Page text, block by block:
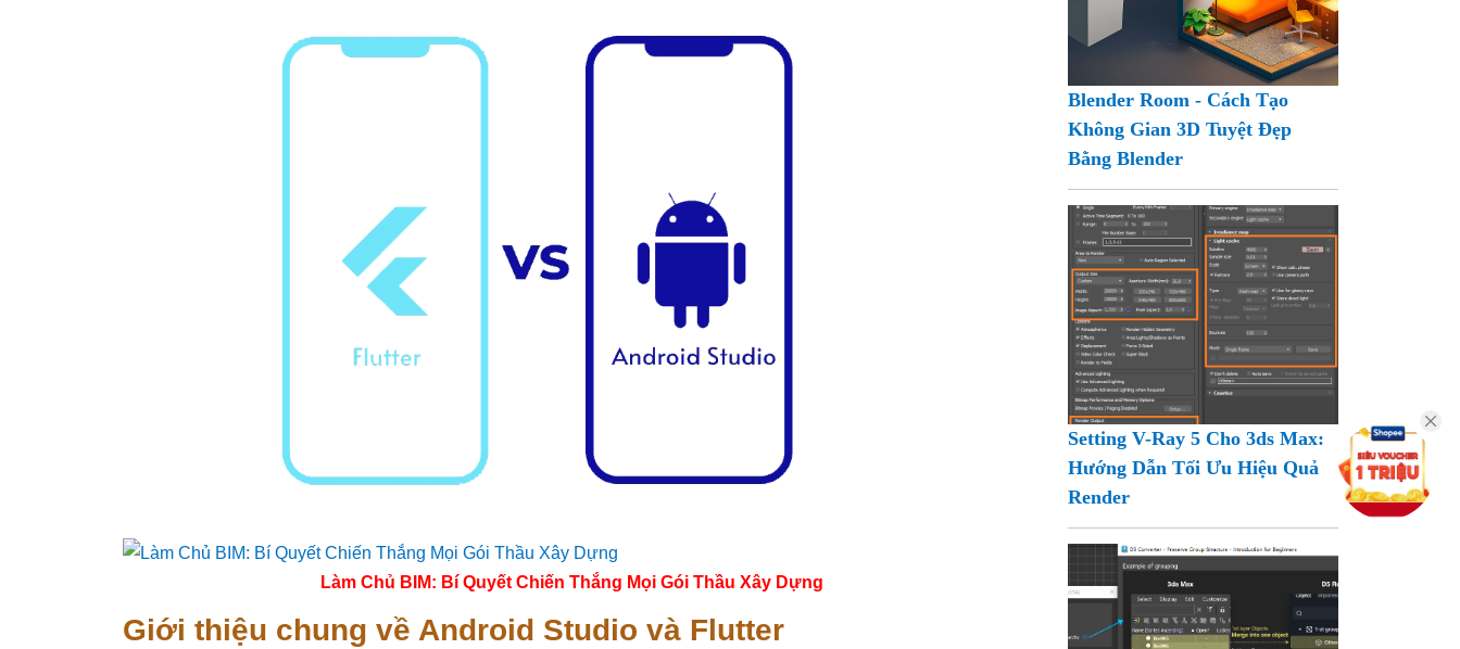
Làm Chủ BIM: Bí Quyết Chiến Thắng Mọi Gói Thầu Xây Dựng
Giới thiệu chung về Android Studio và Flutter
Blender Room - Cách Tạo
Không Gian 3D Tuyệt Đẹp
Bằng Blender
Setting V-Ray 5 Cho 3ds Max:
Hướng Dẫn Tối Ưu Hiệu Quả
Render